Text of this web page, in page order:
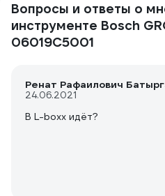
Вопросы и ответы о
инструменте Bosch
06019C5001
Ренат Рафаилович
24.06.2021
В L-boxx идёт?